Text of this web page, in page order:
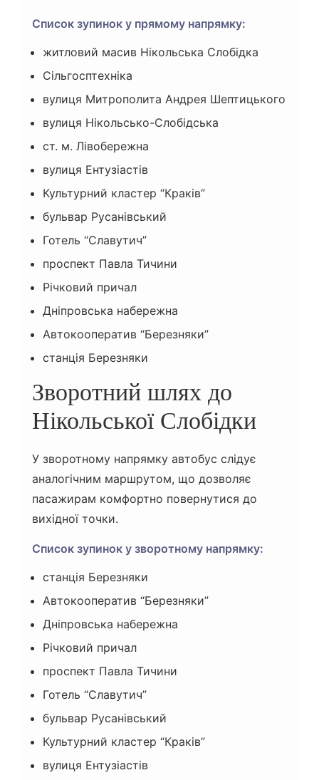
Список зупинок у прямому напрямку:
житловий масив Нікольська Слобідка
Сільгосптехніка
вулиця Митрополита Андрея Шептицького
вулиця Нікольсько-Слобідська
ст. м. Лівобережна
вулиця Ентузіастів
Культурний кластер “Краків”
бульвар Русанівський
Готель “Славутич”
проспект Павла Тичини
Річковий причал
Дніпровська набережна
Автокооператив “Березняки”
станція Березняки
Зворотний шлях до
Нікольської Слобідки
У зворотному напрямку автобус слідує
аналогічним маршрутом, що дозволяє
пасажирам комфортно повернутися до
вихідної точки.
Список зупинок у зворотному напрямку:
станція Березняки
Автокооператив “Березняки”
Дніпровська набережна
Річковий причал
проспект Павла Тичини
Готель “Славутич”
бульвар Русанівський
Культурний кластер “Краків”
вулиця Ентузіастів